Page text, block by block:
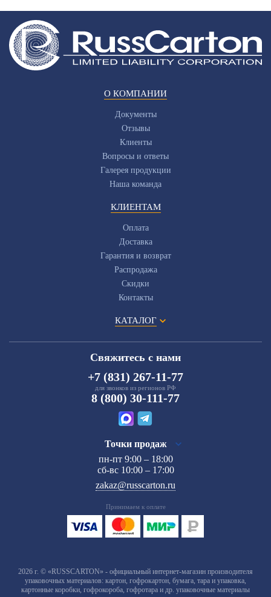
О КОМПАНИИ
Документы
Отзывы
Клиенты
Вопросы и ответы
Галерея продукции
Наша команда
КЛИЕНТАМ
Оплата
Доставка
Гарантия и возврат
Распродажа
Скидки
Контакты
КАТАЛОГ
Свяжитесь с нами
+7 (831) 267-11-77
для звонков из регионов РФ
8 (800) 30-111-77
Точки продаж
пн-пт 9:00 – 18:00
сб-вс 10:00 – 17:00
zakaz@russcarton.ru
Принимаем к оплате
2026 г. © «RUSSCARTON» - официальный интернет-магазин производителя
упаковочных материалов: картон, гофрокартон, бумага, тара и упаковка,
картонные коробки, гофрокороба, гофротара и др. упаковочные материалы